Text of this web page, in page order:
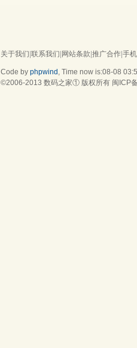
关于我们 联系我们 网站条款 推广合作 手
Code by phpwind , Time now is:08-08
©2006-2013 数码之家① 版权所有 闽ICP